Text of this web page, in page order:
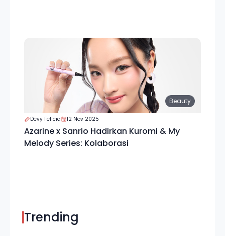
Beauty
Devy Felicia 12 Nov 2025
Azarine x Sanrio Hadirkan Kuromi & My
Melody Series: Kolaborasi
Trending